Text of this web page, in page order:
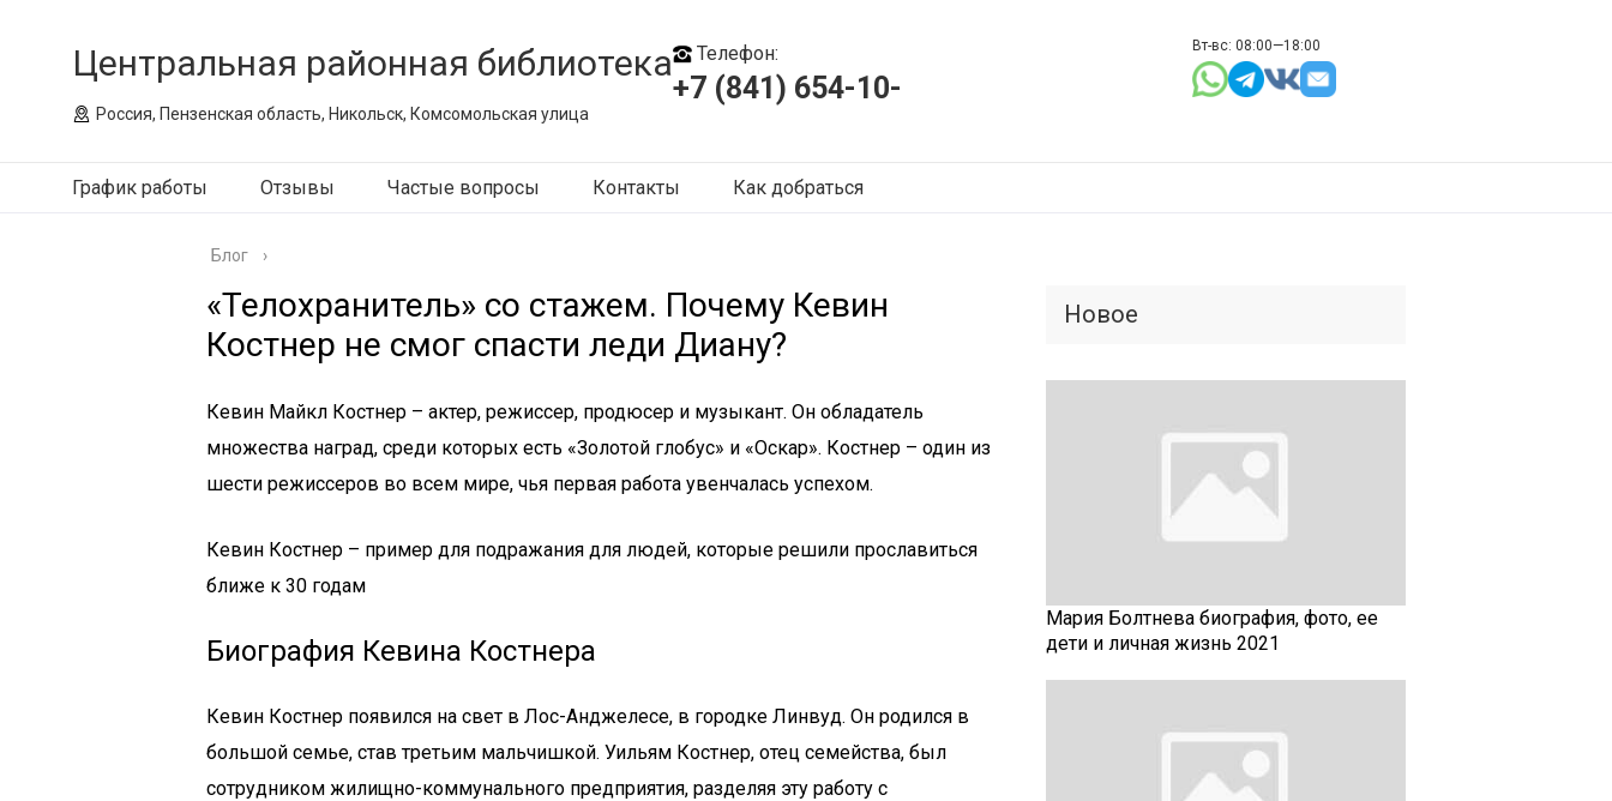
Центральная районная библиотека
Россия, Пензенская область, Никольск, Комсомольская улица
Телефон:
+7 (841) 654-10-
Вт-вс: 08:00—18:00
График работы Отзывы Частые вопросы Контакты Как добраться
Блог ›
«Телохранитель» со стажем. Почему Кевин
Костнер не смог спасти леди Диану?
Кевин Майкл Костнер – актер, режиссер, продюсер и музыкант. Он обладатель
множества наград, среди которых есть «Золотой глобус» и «Оскар». Костнер – один из
шести режиссеров во всем мире, чья первая работа увенчалась успехом.
Кевин Костнер – пример для подражания для людей, которые решили прославиться
ближе к 30 годам
Биография Кевина Костнера
Кевин Костнер появился на свет в Лос-Анджелесе, в городке Линвуд. Он родился в
большой семье, став третьим мальчишкой. Уильям Костнер, отец семейства, был
сотрудником жилищно-коммунального предприятия, разделяя эту работу с
Новое
Мария Болтнева биография, фото, ее
дети и личная жизнь 2021